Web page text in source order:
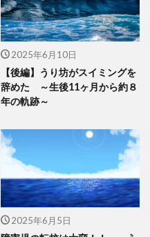
2025年6月10日
【後編】うり坊がスイミングを
辞めた ～生後11ヶ月から約８
年の軌跡～
2025年6月5日